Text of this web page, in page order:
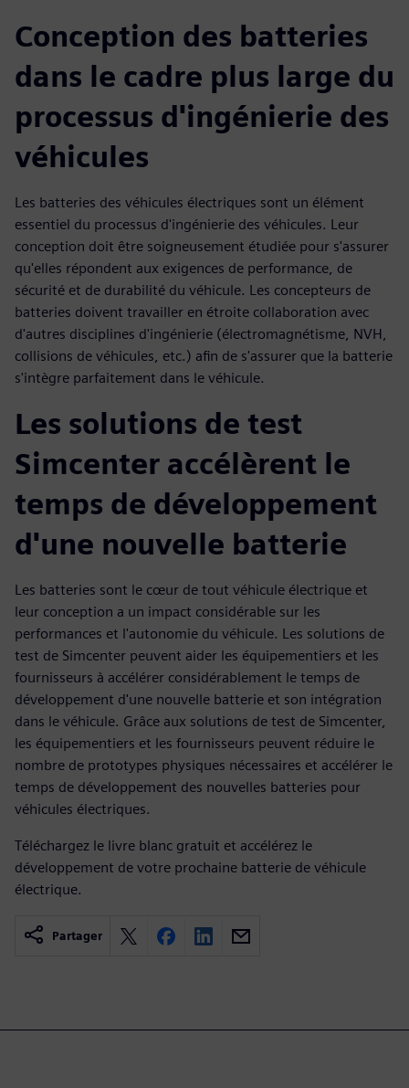
Conception des batteries
dans le cadre plus large du
processus d'ingénierie des
véhicules
Les batteries des véhicules électriques sont un élément
essentiel du processus d'ingénierie des véhicules. Leur
conception doit être soigneusement étudiée pour s'assurer
qu'elles répondent aux exigences de performance, de
sécurité et de durabilité du véhicule. Les concepteurs de
batteries doivent travailler en étroite collaboration avec
d'autres disciplines d'ingénierie (électromagnétisme, NVH,
collisions de véhicules, etc.) afin de s'assurer que la batterie
s'intègre parfaitement dans le véhicule.
Les solutions de test
Simcenter accélèrent le
temps de développement
d'une nouvelle batterie
Les batteries sont le cœur de tout véhicule électrique et
leur conception a un impact considérable sur les
performances et l'autonomie du véhicule. Les solutions de
test de Simcenter peuvent aider les équipementiers et les
fournisseurs à accélérer considérablement le temps de
développement d'une nouvelle batterie et son intégration
dans le véhicule. Grâce aux solutions de test de Simcenter,
les équipementiers et les fournisseurs peuvent réduire le
nombre de prototypes physiques nécessaires et accélérer le
temps de développement des nouvelles batteries pour
véhicules électriques.
Téléchargez le livre blanc gratuit et accélérez le
développement de votre prochaine batterie de véhicule
électrique.
Partager